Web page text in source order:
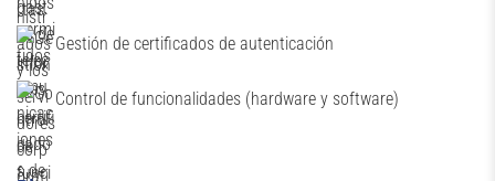
Gestión de certificados de autenticación
Control de funcionalidades (hardware y software)